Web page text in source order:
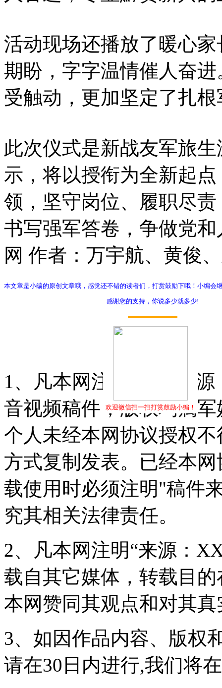
活动现场还播放了暖心
期盼，字字温情催人奋
受触动，更加坚定了扎
此次仪式是新战友军旅
示，将以授衔为全新起
领，坚守岗位、履职尽
书写强军答卷，争做党
网 作者：万宇航、黄俊
本文章是小编的原创文章哦，感觉还不错的读者们，打赏鼓励下哦！小编会
感谢您的支持，你说多少就多少!
欢迎微信扫一扫打赏鼓励小编！
1、凡本网注明"稿件来
音视频稿件，版权均属
个人未经本网协议授权
方式复制发表。已经本
载使用时必须注明"稿件
究其相关法律责任。
2、凡本网注明“来源：
载自其它媒体，转载目
本网赞同其观点和对其
3、如因作品内容、版权
请在30日内进行,我们将